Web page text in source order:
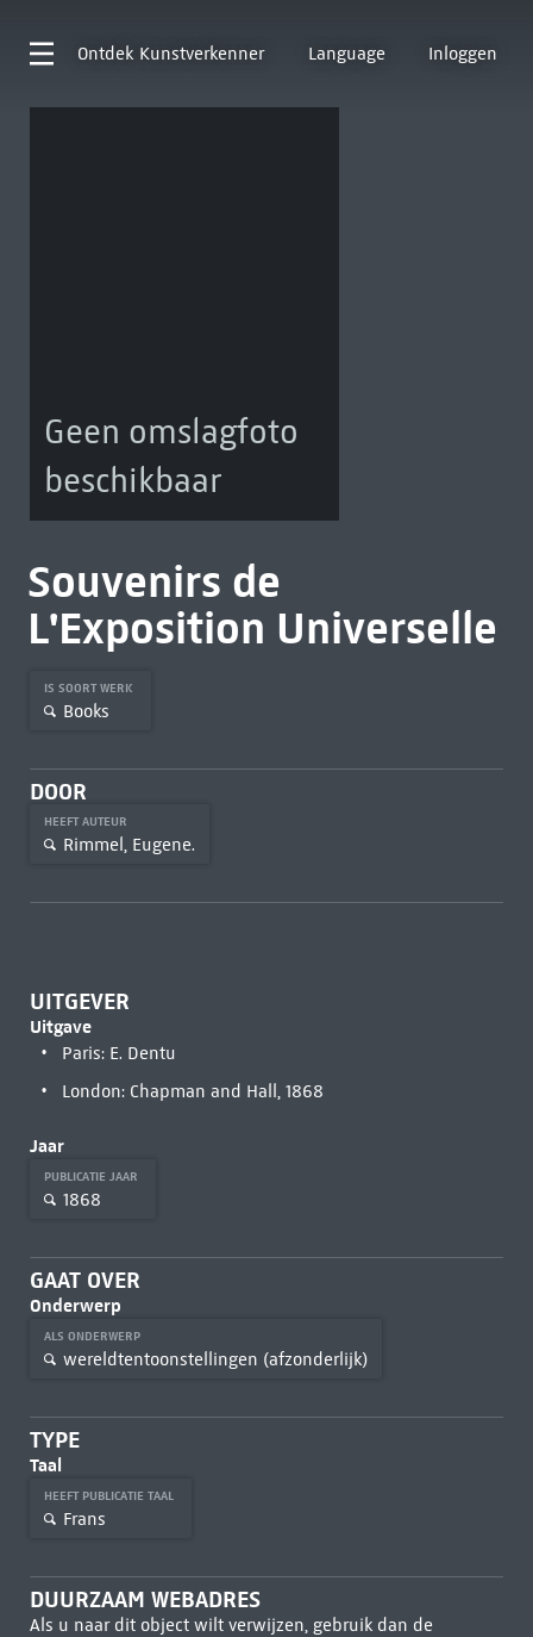
Ontdek Kunstverkenner Language Inloggen
Geen omslagfoto
beschikbaar
Souvenirs de
L'Exposition Universelle
IS SOORT WERK
Books
DOOR
HEEFT AUTEUR
Rimmel, Eugene.
UITGEVER
Uitgave
Paris: E. Dentu
London: Chapman and Hall, 1868
Jaar
PUBLICATIE JAAR
1868
GAAT OVER
Onderwerp
ALS ONDERWERP
wereldtentoonstellingen (afzonderlijk)
TYPE
Taal
HEEFT PUBLICATIE TAAL
Frans
DUURZAAM WEBADRES
Als u naar dit object wilt verwijzen, gebruik dan de